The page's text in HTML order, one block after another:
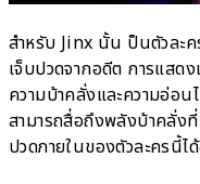
สำหรับ Jinx นั้น ป็นตัวละค
เจ็บปวดจากอดีต การแส
ความบ้าคลั่งและความอ่อน
สามารถสื่อถึงพลังบ้าคลั่งที่
ปวดภายในของตัวละครนี้ไ